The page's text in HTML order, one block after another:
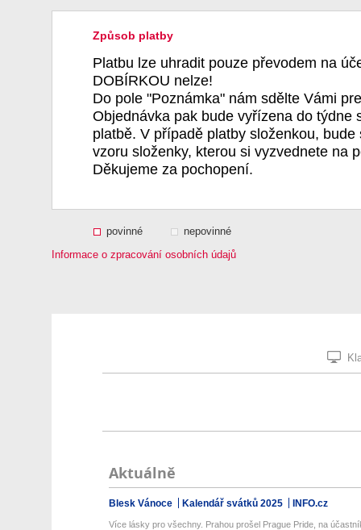
Způsob platby
Platbu lze uhradit pouze převodem na
DOBÍRKOU nelze!
Do pole "Poznámka" nám sdělte Vámi
Objednávka pak bude vyřízena do týdne
platbě. V případě platby složenkou,
vzoru složenky, kterou si vyzvednete na
Děkujeme za pochopení.
povinné
nepovinné
Informace o zpracování osobních údajů
Aktuálně
Blesk Vánoce Kalendář svátků 2025 INFO.cz
Více lásky pro všechny. Prahou prošel Prague Pride, na